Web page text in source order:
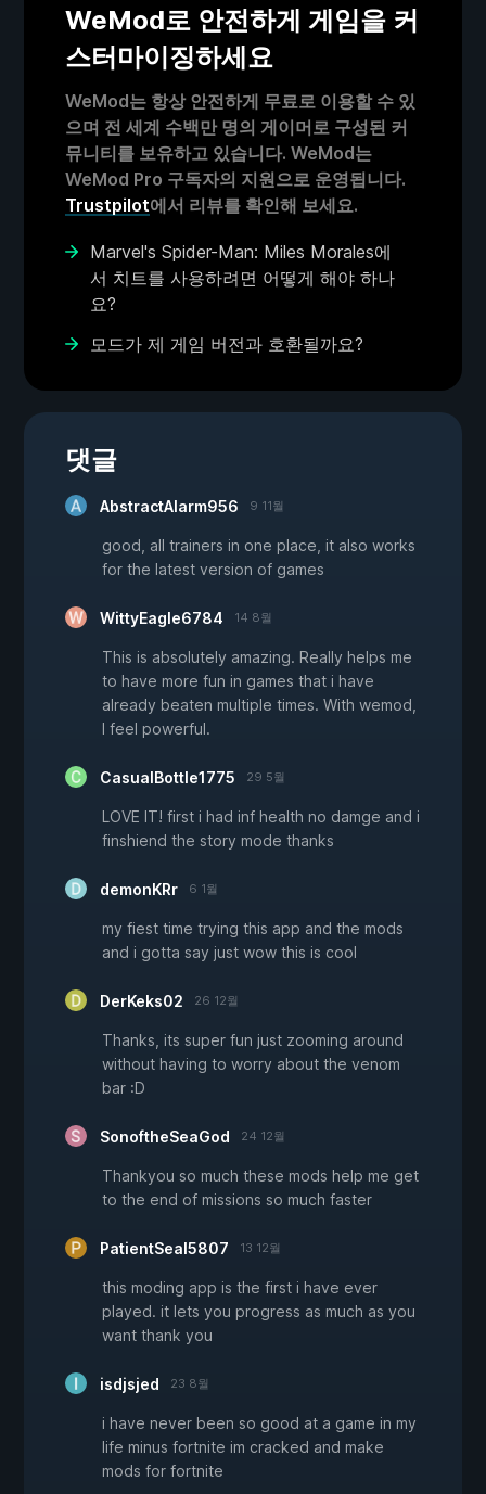
WeMod로 안전하게 게임을 커
스터마이징하세요
WeMod는 항상 안전하게 무료로 이용할 수 있
으며 전 세계 수백만 명의 게이머로 구성된 커
뮤니티를 보유하고 있습니다. WeMod는
WeMod Pro 구독자의 지원으로 운영됩니다.
Trustpilot에서 리뷰를 확인해 보세요.
Marvel's Spider-Man: Miles Morales에
서 치트를 사용하려면 어떻게 해야 하나
요?
모드가 제 게임 버전과 호환될까요?
댓글
AbstractAlarm956 9 11월
good, all trainers in one place, it also works
for the latest version of games
WittyEagle6784 14 8월
This is absolutely amazing. Really helps me
to have more fun in games that i have
already beaten multiple times. With wemod,
I feel powerful.
CasualBottle1775 29 5월
LOVE IT! first i had inf health no damge and i
finshiend the story mode thanks
demonKRr 6 1월
my fiest time trying this app and the mods
and i gotta say just wow this is cool
DerKeks02 26 12월
Thanks, its super fun just zooming around
without having to worry about the venom
bar :D
SonoftheSeaGod 24 12월
Thankyou so much these mods help me get
to the end of missions so much faster
PatientSeal5807 13 12월
this moding app is the first i have ever
played. it lets you progress as much as you
want thank you
isdjsjed 23 8월
i have never been so good at a game in my
life minus fortnite im cracked and make
mods for fortnite